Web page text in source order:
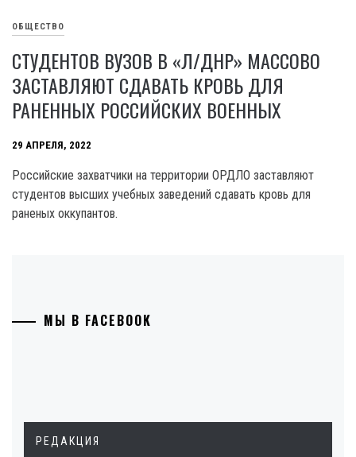
ОБЩЕСТВО
СТУДЕНТОВ ВУЗОВ В «Л/ДНР» МАССОВО
ЗАСТАВЛЯЮТ СДАВАТЬ КРОВЬ ДЛЯ
РАНЕННЫХ РОССИЙСКИХ ВОЕННЫХ
29 АПРЕЛЯ, 2022
Российские захватчики на территории ОРДЛО заставляют
студентов высших учебных заведений сдавать кровь для
раненых оккупантов.
МЫ В FACEBOOK
РЕДАКЦИЯ